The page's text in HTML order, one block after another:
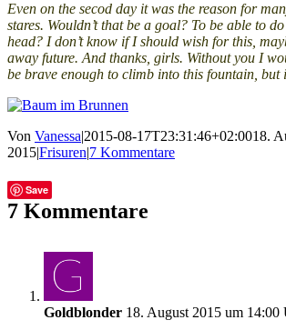
Even on the secod day it was the reason for
stares. Wouldn’t that be a goal? To be able to
head? I don’t know if I should wish for this,
away future. And thanks, girls. Without you I
be brave enough to climb into this fountain, but
Von Vanessa|2015-08-17T23:31:46+02:0018.
2015|Frisuren|7 Kommentare
Facebook
Twitter
Tumblr
Save E-
Mail
7 Kommentare
Goldblonder 18. August 2015 um 14:00